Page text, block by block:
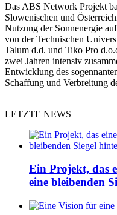
Das ABS Network Projekt
Slowenischen und
Nutzung der Sonnenergie
von der Technischen
Talum d.d. und Tiko Pro
zwei Jahren intensiv
Entwicklung des
Schaffung und Verbreitung
LETZTE NEWS
Ein Projekt, das
eine bleibenden